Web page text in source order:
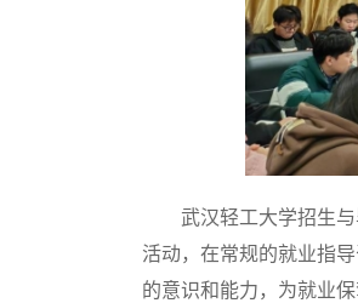
武汉轻工大学招生与
活动，在常规的就业指
的意识和能力，为就业保